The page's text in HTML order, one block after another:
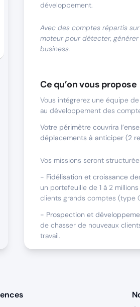
développement.
Avec des comptes répartis
moteur pour détecter,
business.
Ce qu’on vous propose
Vous intégrerez une équipe
au développement des
Votre périmètre couvrira
déplacements à anticiper (2
Vos missions seront
- Fidélisation et croissance
un portefeuille de 1 à 2
clients grands comptes (type
- Prospection et
de chasser de nouveaux
travail.